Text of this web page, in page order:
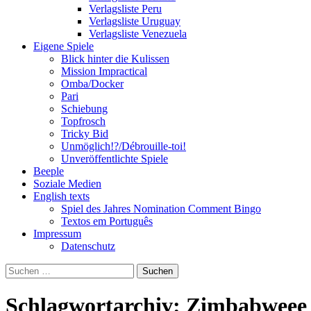
Verlagsliste Peru
Verlagsliste Uruguay
Verlagsliste Venezuela
Eigene Spiele
Blick hinter die Kulissen
Mission Impractical
Omba/Docker
Pari
Schiebung
Topfrosch
Tricky Bid
Unmöglich!?/Débrouille-toi!
Unveröffentlichte Spiele
Beeple
Soziale Medien
English texts
Spiel des Jahres Nomination Comment Bingo
Textos em Português
Impressum
Datenschutz
Suchen
nach:
Schlagwortarchiv: